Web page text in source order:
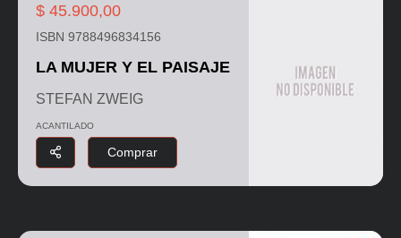
$ 45.900,00
ISBN 9788496834156
LA MUJER Y EL PAISAJE
STEFAN ZWEIG
ACANTILADO
Comprar